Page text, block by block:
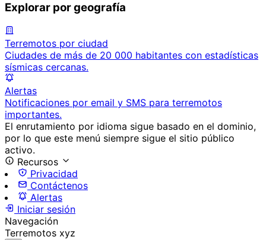
Explorar por geografía
Terremotos por ciudad
Ciudades de más de 20 000 habitantes con estadísticas
sísmicas cercanas.
Alertas
Notificaciones por email y SMS para terremotos
importantes.
El enrutamiento por idioma sigue basado en el dominio,
por lo que este menú siempre sigue el sitio público
activo.
Recursos
Privacidad
Contáctenos
Alertas
Iniciar sesión
Navegación
Terremotos xyz